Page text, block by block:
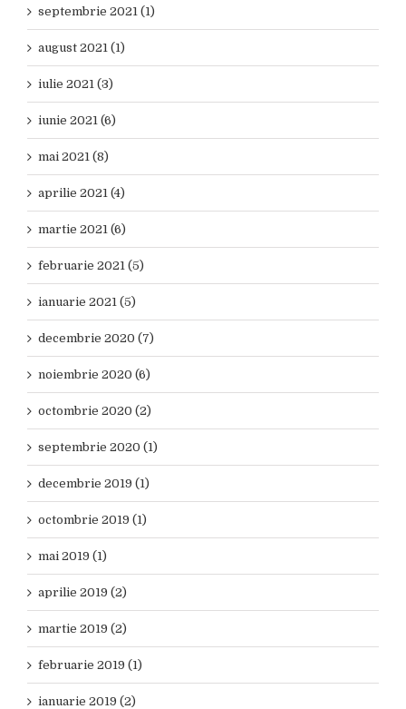
septembrie 2021 (1)
august 2021 (1)
iulie 2021 (3)
iunie 2021 (6)
mai 2021 (8)
aprilie 2021 (4)
martie 2021 (6)
februarie 2021 (5)
ianuarie 2021 (5)
decembrie 2020 (7)
noiembrie 2020 (6)
octombrie 2020 (2)
septembrie 2020 (1)
decembrie 2019 (1)
octombrie 2019 (1)
mai 2019 (1)
aprilie 2019 (2)
martie 2019 (2)
februarie 2019 (1)
ianuarie 2019 (2)